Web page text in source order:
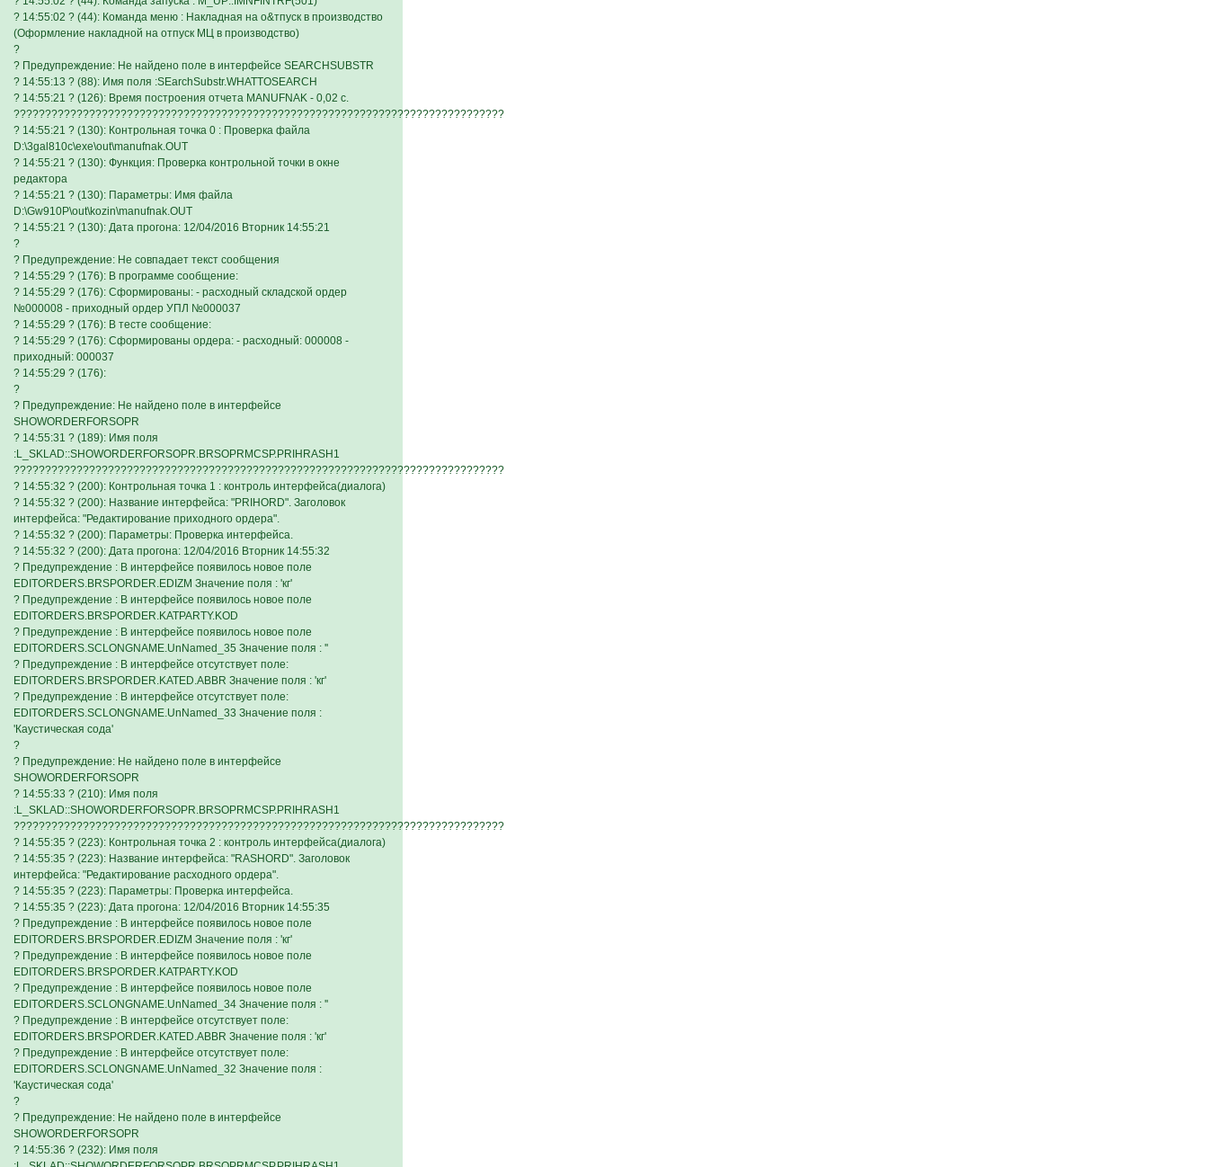
? 14:55:02 ? (44): Команда меню : Накладная на о&тпуск в производство
(Оформление накладной на отпуск МЦ в производство)
?
? Предупреждение: Не найдено поле в интерфейсе SEARCHSUBSTR
? 14:55:13 ? (88): Имя поля :SEarchSubstr.WHATTOSEARCH
? 14:55:21 ? (126): Время построения отчета MANUFNAK - 0,02 с.
??????????????????????????????????????????????????????????????????????????????
? 14:55:21 ? (130): Контрольная точка 0 : Проверка файла
D:\3gal810c\exe\out\manufnak.OUT
? 14:55:21 ? (130): Функция: Проверка контрольной точки в окне
редактора
? 14:55:21 ? (130): Параметры: Имя файла
D:\Gw910P\out\kozin\manufnak.OUT
? 14:55:21 ? (130): Дата прогона: 12/04/2016 Вторник 14:55:21
?
? Предупреждение: Не совпадает текст сообщения
? 14:55:29 ? (176): В программе сообщение:
? 14:55:29 ? (176): Сформированы: - расходный складской ордер
№000008 - приходный ордер УПЛ №000037
? 14:55:29 ? (176): В тесте сообщение:
? 14:55:29 ? (176): Сформированы ордера: - расходный: 000008 -
приходный: 000037
? 14:55:29 ? (176):
?
? Предупреждение: Не найдено поле в интерфейсе
SHOWORDERFORSOPR
? 14:55:31 ? (189): Имя поля
:L_SKLAD::SHOWORDERFORSOPR.BRSOPRMCSP.PRIHRASH1
??????????????????????????????????????????????????????????????????????????????
? 14:55:32 ? (200): Контрольная точка 1 : контроль интерфейса(диалога)
? 14:55:32 ? (200): Название интерфейса: "PRIHORD". Заголовок
интерфейса: "Редактирование приходного ордера".
? 14:55:32 ? (200): Параметры: Проверка интерфейса.
? 14:55:32 ? (200): Дата прогона: 12/04/2016 Вторник 14:55:32
? Предупреждение : В интерфейсе появилось новое поле
EDITORDERS.BRSPORDER.EDIZM Значение поля : 'кг'
? Предупреждение : В интерфейсе появилось новое поле
EDITORDERS.BRSPORDER.KATPARTY.KOD
? Предупреждение : В интерфейсе появилось новое поле
EDITORDERS.SCLONGNAME.UnNamed_35 Значение поля : ''
? Предупреждение : В интерфейсе отсутствует поле:
EDITORDERS.BRSPORDER.KATED.ABBR Значение поля : 'кг'
? Предупреждение : В интерфейсе отсутствует поле:
EDITORDERS.SCLONGNAME.UnNamed_33 Значение поля :
'Каустическая сода'
?
? Предупреждение: Не найдено поле в интерфейсе
SHOWORDERFORSOPR
? 14:55:33 ? (210): Имя поля
:L_SKLAD::SHOWORDERFORSOPR.BRSOPRMCSP.PRIHRASH1
??????????????????????????????????????????????????????????????????????????????
? 14:55:35 ? (223): Контрольная точка 2 : контроль интерфейса(диалога)
? 14:55:35 ? (223): Название интерфейса: "RASHORD". Заголовок
интерфейса: "Редактирование расходного ордера".
? 14:55:35 ? (223): Параметры: Проверка интерфейса.
? 14:55:35 ? (223): Дата прогона: 12/04/2016 Вторник 14:55:35
? Предупреждение : В интерфейсе появилось новое поле
EDITORDERS.BRSPORDER.EDIZM Значение поля : 'кг'
? Предупреждение : В интерфейсе появилось новое поле
EDITORDERS.BRSPORDER.KATPARTY.KOD
? Предупреждение : В интерфейсе появилось новое поле
EDITORDERS.SCLONGNAME.UnNamed_34 Значение поля : ''
? Предупреждение : В интерфейсе отсутствует поле:
EDITORDERS.BRSPORDER.KATED.ABBR Значение поля : 'кг'
? Предупреждение : В интерфейсе отсутствует поле:
EDITORDERS.SCLONGNAME.UnNamed_32 Значение поля :
'Каустическая сода'
?
? Предупреждение: Не найдено поле в интерфейсе
SHOWORDERFORSOPR
? 14:55:36 ? (232): Имя поля